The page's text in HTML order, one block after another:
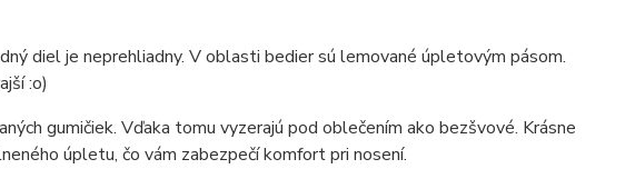
diel je neprehliadny. V oblasti bedier sú lemované úpletovým pásom.
:o)
gumičiek. Vďaka tomu vyzerajú pod oblečením ako bezšvové. Krásne
úpletu, čo vám zabezpečí komfort pri nosení.